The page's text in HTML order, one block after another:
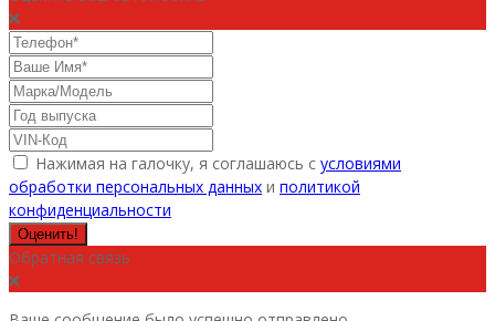
Нажимая на галочку, я соглашаюсь с условиями
обработки персональных данных и политикой
конфиденциальности
Оценить!
Обратная связь